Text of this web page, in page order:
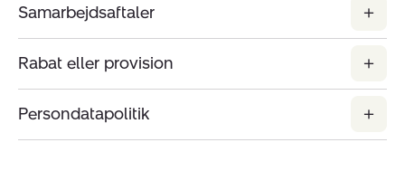
Samarbejdsaftaler
Rabat eller provision
Persondatapolitik